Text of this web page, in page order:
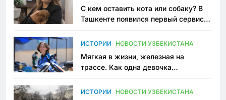
С кем оставить кота или собаку? В
Ташкенте появился первый сервис
ИСТОРИИ НОВОСТИ УЗБЕКИСТАНА
Мягкая в жизни, железная на
трассе. Как одна девочка
Узбекистане
ИСТОРИИ НОВОСТИ УЗБЕКИСТАНА